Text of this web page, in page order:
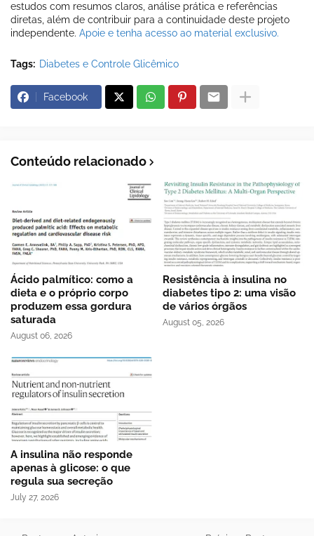
estudos com resumos claros, análise prática e referências
diretas, além de contribuir para a continuidade deste projeto
independente. Apoie e tenha acesso ao material exclusivo.
Tags: Diabetes e Controle Glicêmico
Facebook
Conteúdo relacionado
Ácido palmítico: como a
dieta e o próprio corpo
produzem essa gordura
saturada
August 06, 2026
Resistência à insulina no
diabetes tipo 2: uma visão
de vários órgãos
August 05, 2026
A insulina não responde
apenas à glicose: o que
regula sua secreção
July 27, 2026